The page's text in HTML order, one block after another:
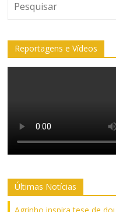
Reportagens e Vídeos
Últimas Notícias